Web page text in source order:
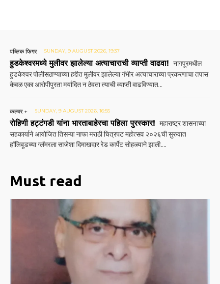
पब्लिक फिगर SUNDAY, 9 AUGUST 2026, 19:37
हुडकेश्वरमध्ये मुलीवर झालेल्या अत्याचाराची व्याप्ती वाढवा! नागपूरमधील
हुडकेश्वर पोलीसठाण्याच्या हद्दीत मुलीवर झालेल्या गंभीर अत्याचाराच्या प्रकरणाचा तपास
केवळ एका आरोपीपुरता मर्यादित न ठेवता त्याची व्याप्ती वाढविण्यात...
कल्चर + SUNDAY, 9 AUGUST 2026, 16:55
रोहिणी हट्टंगडी यांना भारताबाहेरचा पहिला पुरस्कार! महाराष्ट्र शासनाच्या
सहकार्याने आयोजित तिसऱ्या नाफा मराठी चित्रपट महोत्सव २०२६ची सुरुवात
हॉलिवूडच्या ग्लॅमरला साजेशा दिमाखदार रेड कार्पेट सोहळ्याने झाली....
Must read